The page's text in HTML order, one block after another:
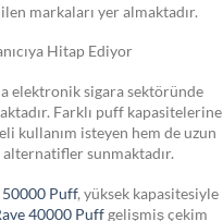
markaları yer almaktadır.
Hitap Ediyor
elektronik sigara sektöründe
Farklı puff kapasitelerine
kullanım isteyen hem de uzun
sunmaktadır.
50000 Puff, yüksek kapasitesiyle
40000 Puffgelişmiş çekim